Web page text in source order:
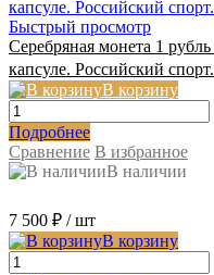
Быстрый просмотр
Серебряная монета 1
капсуле. Российский
В корзину
Подробнее
Сравнение В избранное
В наличии
7 500 ₽ / шт
В корзину